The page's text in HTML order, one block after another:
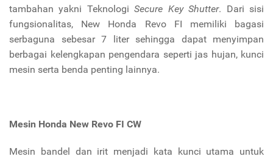
tambahan yakni TeknologiSecure Key Shutter. Dari sisi
fungsionalitas, New Honda Revo FI memiliki bagasi
serbaguna sebesar 7 liter sehingga dapat menyimpan
‎berbagai kelengkapan pengendara seperti jas hujan, kunci
mesin serta benda penting lainnya.
Mesin Honda New Revo FI CW
Mesin bandel dan irit menjadi kata kunci utama untuk